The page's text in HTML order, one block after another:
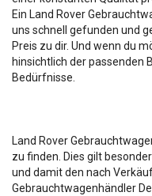
Ein Land Rover
uns schnell gefunden und
Preis zu dir. Und wenn du
hinsichtlich der passenden
Bedürfnisse.
Land Rover
zu finden. Dies gilt
und damit den nach
Gebrauchtwagenhändler